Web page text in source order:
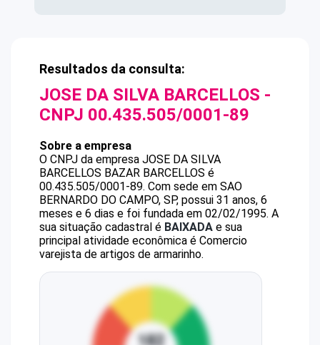
Resultados da consulta:
JOSE DA SILVA BARCELLOS -
CNPJ 00.435.505/0001-89
Sobre a empresa
O CNPJ da empresa JOSE DA SILVA
BARCELLOS BAZAR BARCELLOS é
00.435.505/0001-89. Com sede em SAO
BERNARDO DO CAMPO, SP, possui 31 anos, 6
meses e 6 dias e foi fundada em 02/02/1995. A
sua situação cadastral é BAIXADA e sua
principal atividade econômica é Comercio
varejista de artigos de armarinho.